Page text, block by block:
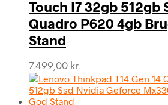
Touch I7 32gb 512gb
Quadro P620 4gb
Stand
7.499,00 kr.